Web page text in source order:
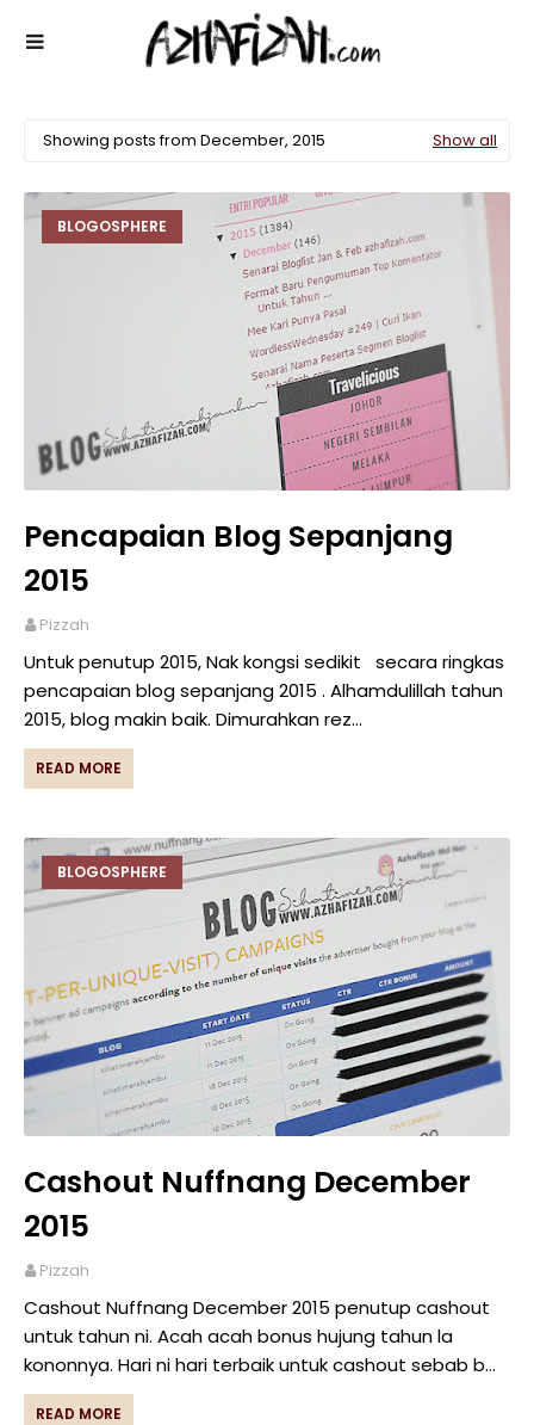
Showing posts from December, 2015 Show all
BLOGOSPHERE
Pencapaian Blog Sepanjang
2015
Pizzah
Untuk penutup 2015, Nak kongsi sedikit secara ringkas
pencapaian blog sepanjang 2015 . Alhamdulillah tahun
2015, blog makin baik. Dimurahkan rez…
READ MORE
BLOGOSPHERE
Cashout Nuffnang December
2015
Pizzah
Cashout Nuffnang December 2015 penutup cashout
untuk tahun ni. Acah acah bonus hujung tahun la
kononnya. Hari ni hari terbaik untuk cashout sebab b…
READ MORE